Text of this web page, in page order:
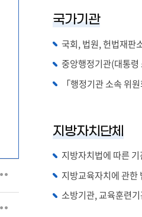
국가기관
국회, 법원, 헌법재판
중앙행정기관(대통령
「행정기관 소속 위
지방자치단체
지방자치법에 따른
지방교육자치에 관한
소방기관, 교육훈련